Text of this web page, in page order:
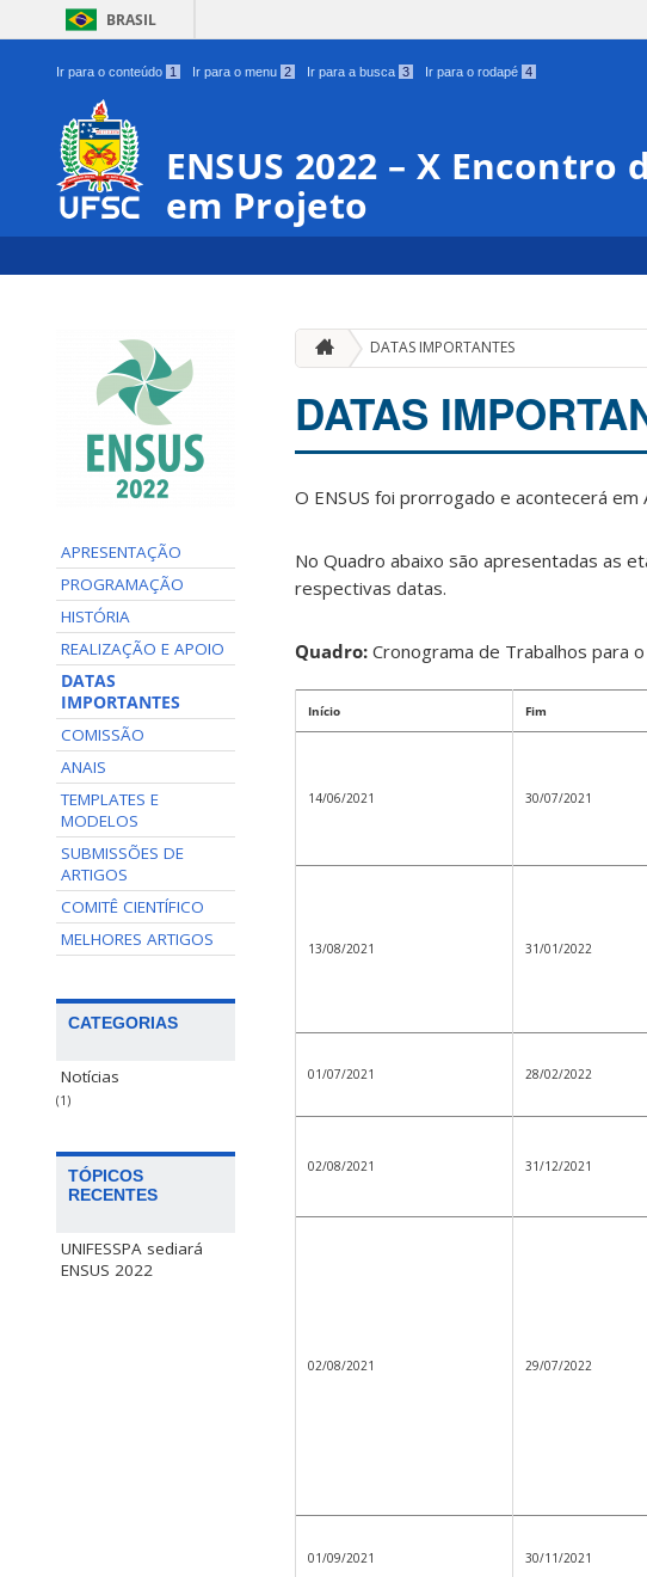
BRASIL
Ir para o conteúdo 1 Ir para o menu 2 Ir para a busca 3 Ir para o rodapé 4
ENSUS 2022 – X
em Projeto
APRESENTAÇÃO
PROGRAMAÇÃO
HISTÓRIA
REALIZAÇÃO E APOIO
DATAS
IMPORTANTES
COMISSÃO
ANAIS
TEMPLATES E
MODELOS
SUBMISSÕES DE
ARTIGOS
COMITÊ CIENTÍFICO
MELHORES ARTIGOS
CATEGORIAS
Notícias
(1)
TÓPICOS
RECENTES
UNIFESSPA sediará
ENSUS 2022
DATAS IMPORTANTES
DATAS
O ENSUS foi prorrogado e acontecerá em
No Quadro abaixo são apresentadas as
respectivas datas.
Quadro: Cronograma de Trabalhos para o
Início Fim
14/06/2021 30/07/2021
13/08/2021 31/01/2022
01/07/2021 28/02/2022
02/08/2021 31/12/2021
02/08/2021 29/07/2022
01/09/2021 30/11/2021